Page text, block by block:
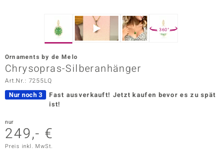
Vogue
360°
Ornaments by de Melo
Chrysopras-Silberanhänger
Art.Nr.: 7255LQ
Nur noch 3 Fast ausverkauft! Jetzt kaufen bevor es zu spät
ist!
nur
249,- €
Preis inkl. MwSt.